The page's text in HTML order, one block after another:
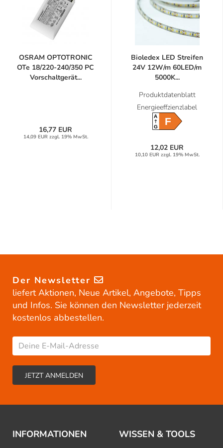
OSRAM OPTOTRONIC
OTe 18/220-240/350 PC
Vorschaltgerät...
16,77 EUR
14,09 EUR zzgl. 19% MwSt.
Bioledex LED Streifen
24V 12W/m 60LED/m
5000K...
Produktdatenblatt
Energieeffzienzlabel
A
GF
12,02 EUR
10,10 EUR zzgl. 19% MwSt.
Der Newsletter
liefert Aktionen, Neue Artikel, Angebote, Tipps
und Infos. Sie können den Newsletter jederzeit
kostenlos abbestellen.
INFORMATIONEN WISSEN & TOOLS